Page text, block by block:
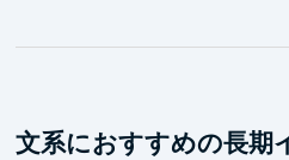
環境
す。
文系におすすめの長期